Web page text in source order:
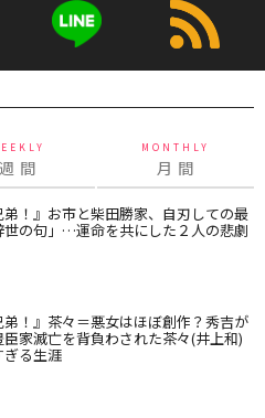
週 間
MONTHLY
月 間
弟！』お市と柴田勝家、自刃しての最
世の句」…運命を共にした２人の悲劇
弟！』茶々＝悪女はほぼ創作？秀吉が
家滅亡を背負わされた茶々(井上和)
ぎる生涯